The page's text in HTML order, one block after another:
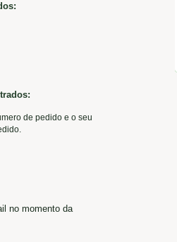
de pedido e o seu
no momento da